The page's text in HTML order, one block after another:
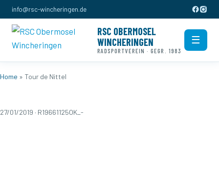
info@rsc-wincheringen.de
RSC OBERMOSEL
WINCHERINGEN
RADSPORTVEREIN · GEGR. 1983
☰
Home » Tour de Nittel
27/01/2019 · R19661125OK_-